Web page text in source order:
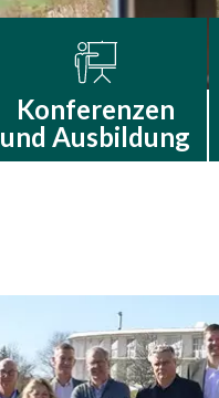
Konferenzen
und Ausbildung